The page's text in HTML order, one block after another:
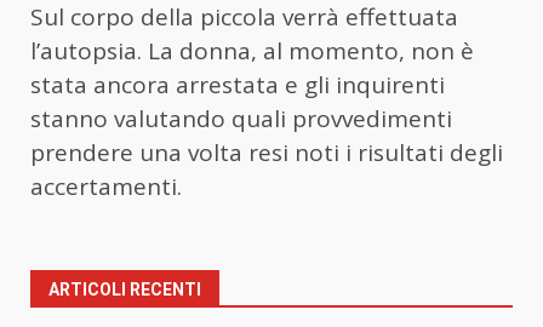
Sul corpo della piccola verrà effettuata
l’autopsia. La donna, al momento, non è
stata ancora arrestata e gli inquirenti
stanno valutando quali provvedimenti
prendere una volta resi noti i risultati degli
accertamenti.
ARTICOLI RECENTI